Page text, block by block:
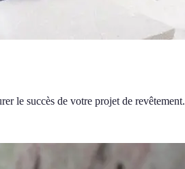
le succès de votre projet de revêtement.